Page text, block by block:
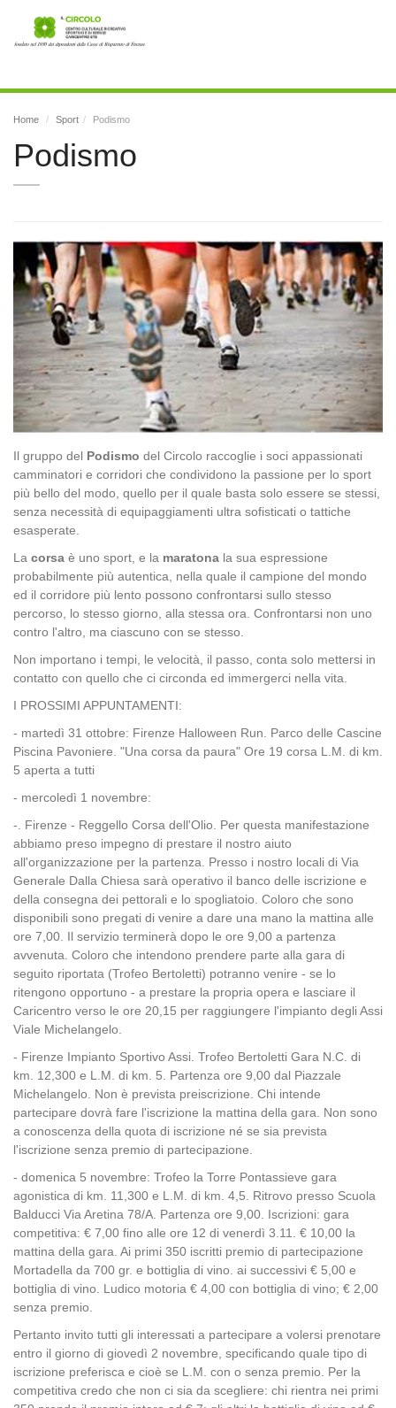
Home Sport Podismo
Podismo
Il gruppo del Podismo del Circolo raccoglie i soci appassionati
camminatori e corridori che condividono la passione per lo sport
più bello del modo, quello per il quale basta solo essere se stessi,
senza necessità di equipaggiamenti ultra sofisticati o tattiche
esasperate.
La corsa è uno sport, e la maratona la sua espressione
probabilmente più autentica, nella quale il campione del mondo
ed il corridore più lento possono confrontarsi sullo stesso
percorso, lo stesso giorno, alla stessa ora. Confrontarsi non uno
contro l'altro, ma ciascuno con se stesso.
Non importano i tempi, le velocità, il passo, conta solo mettersi in
contatto con quello che ci circonda ed immergerci nella vita.
I PROSSIMI APPUNTAMENTI:
- martedì 31 ottobre: Firenze Halloween Run. Parco delle Cascine
Piscina Pavoniere. "Una corsa da paura" Ore 19 corsa L.M. di km.
5 aperta a tutti
- mercoledì 1 novembre:
-. Firenze - Reggello Corsa dell'Olio. Per questa manifestazione
abbiamo preso impegno di prestare il nostro aiuto
all'organizzazione per la partenza. Presso i nostro locali di Via
Generale Dalla Chiesa sarà operativo il banco delle iscrizione e
della consegna dei pettorali e lo spogliatoio. Coloro che sono
disponibili sono pregati di venire a dare una mano la mattina alle
ore 7,00. Il servizio terminerà dopo le ore 9,00 a partenza
avvenuta. Coloro che intendono prendere parte alla gara di
seguito riportata (Trofeo Bertoletti) potranno venire - se lo
ritengono opportuno - a prestare la propria opera e lasciare il
Caricentro verso le ore 20,15 per raggiungere l'impianto degli Assi
Viale Michelangelo.
- Firenze Impianto Sportivo Assi. Trofeo Bertoletti Gara N.C. di
km. 12,300 e L.M. di km. 5. Partenza ore 9,00 dal Piazzale
Michelangelo. Non è prevista preiscrizione. Chi intende
partecipare dovrà fare l'iscrizione la mattina della gara. Non sono
a conoscenza della quota di iscrizione né se sia prevista
l'iscrizione senza premio di partecipazione.
- domenica 5 novembre: Trofeo la Torre Pontassieve gara
agonistica di km. 11,300 e L.M. di km. 4,5. Ritrovo presso Scuola
Balducci Via Aretina 78/A. Partenza ore 9,00. Iscrizioni: gara
competitiva: € 7,00 fino alle ore 12 di venerdì 3.11. € 10,00 la
mattina della gara. Ai primi 350 iscritti premio di partecipazione
Mortadella da 700 gr. e bottiglia di vino. ai successivi € 5,00 e
bottiglia di vino. Ludico motoria € 4,00 con bottiglia di vino; € 2,00
senza premio.
Pertanto invito tutti gli interessati a partecipare a volersi prenotare
entro il giorno di giovedì 2 novembre, specificando quale tipo di
iscrizione preferisca e cioè se L.M. con o senza premio. Per la
competitiva credo che non ci sia da scegliere: chi rientra nei primi